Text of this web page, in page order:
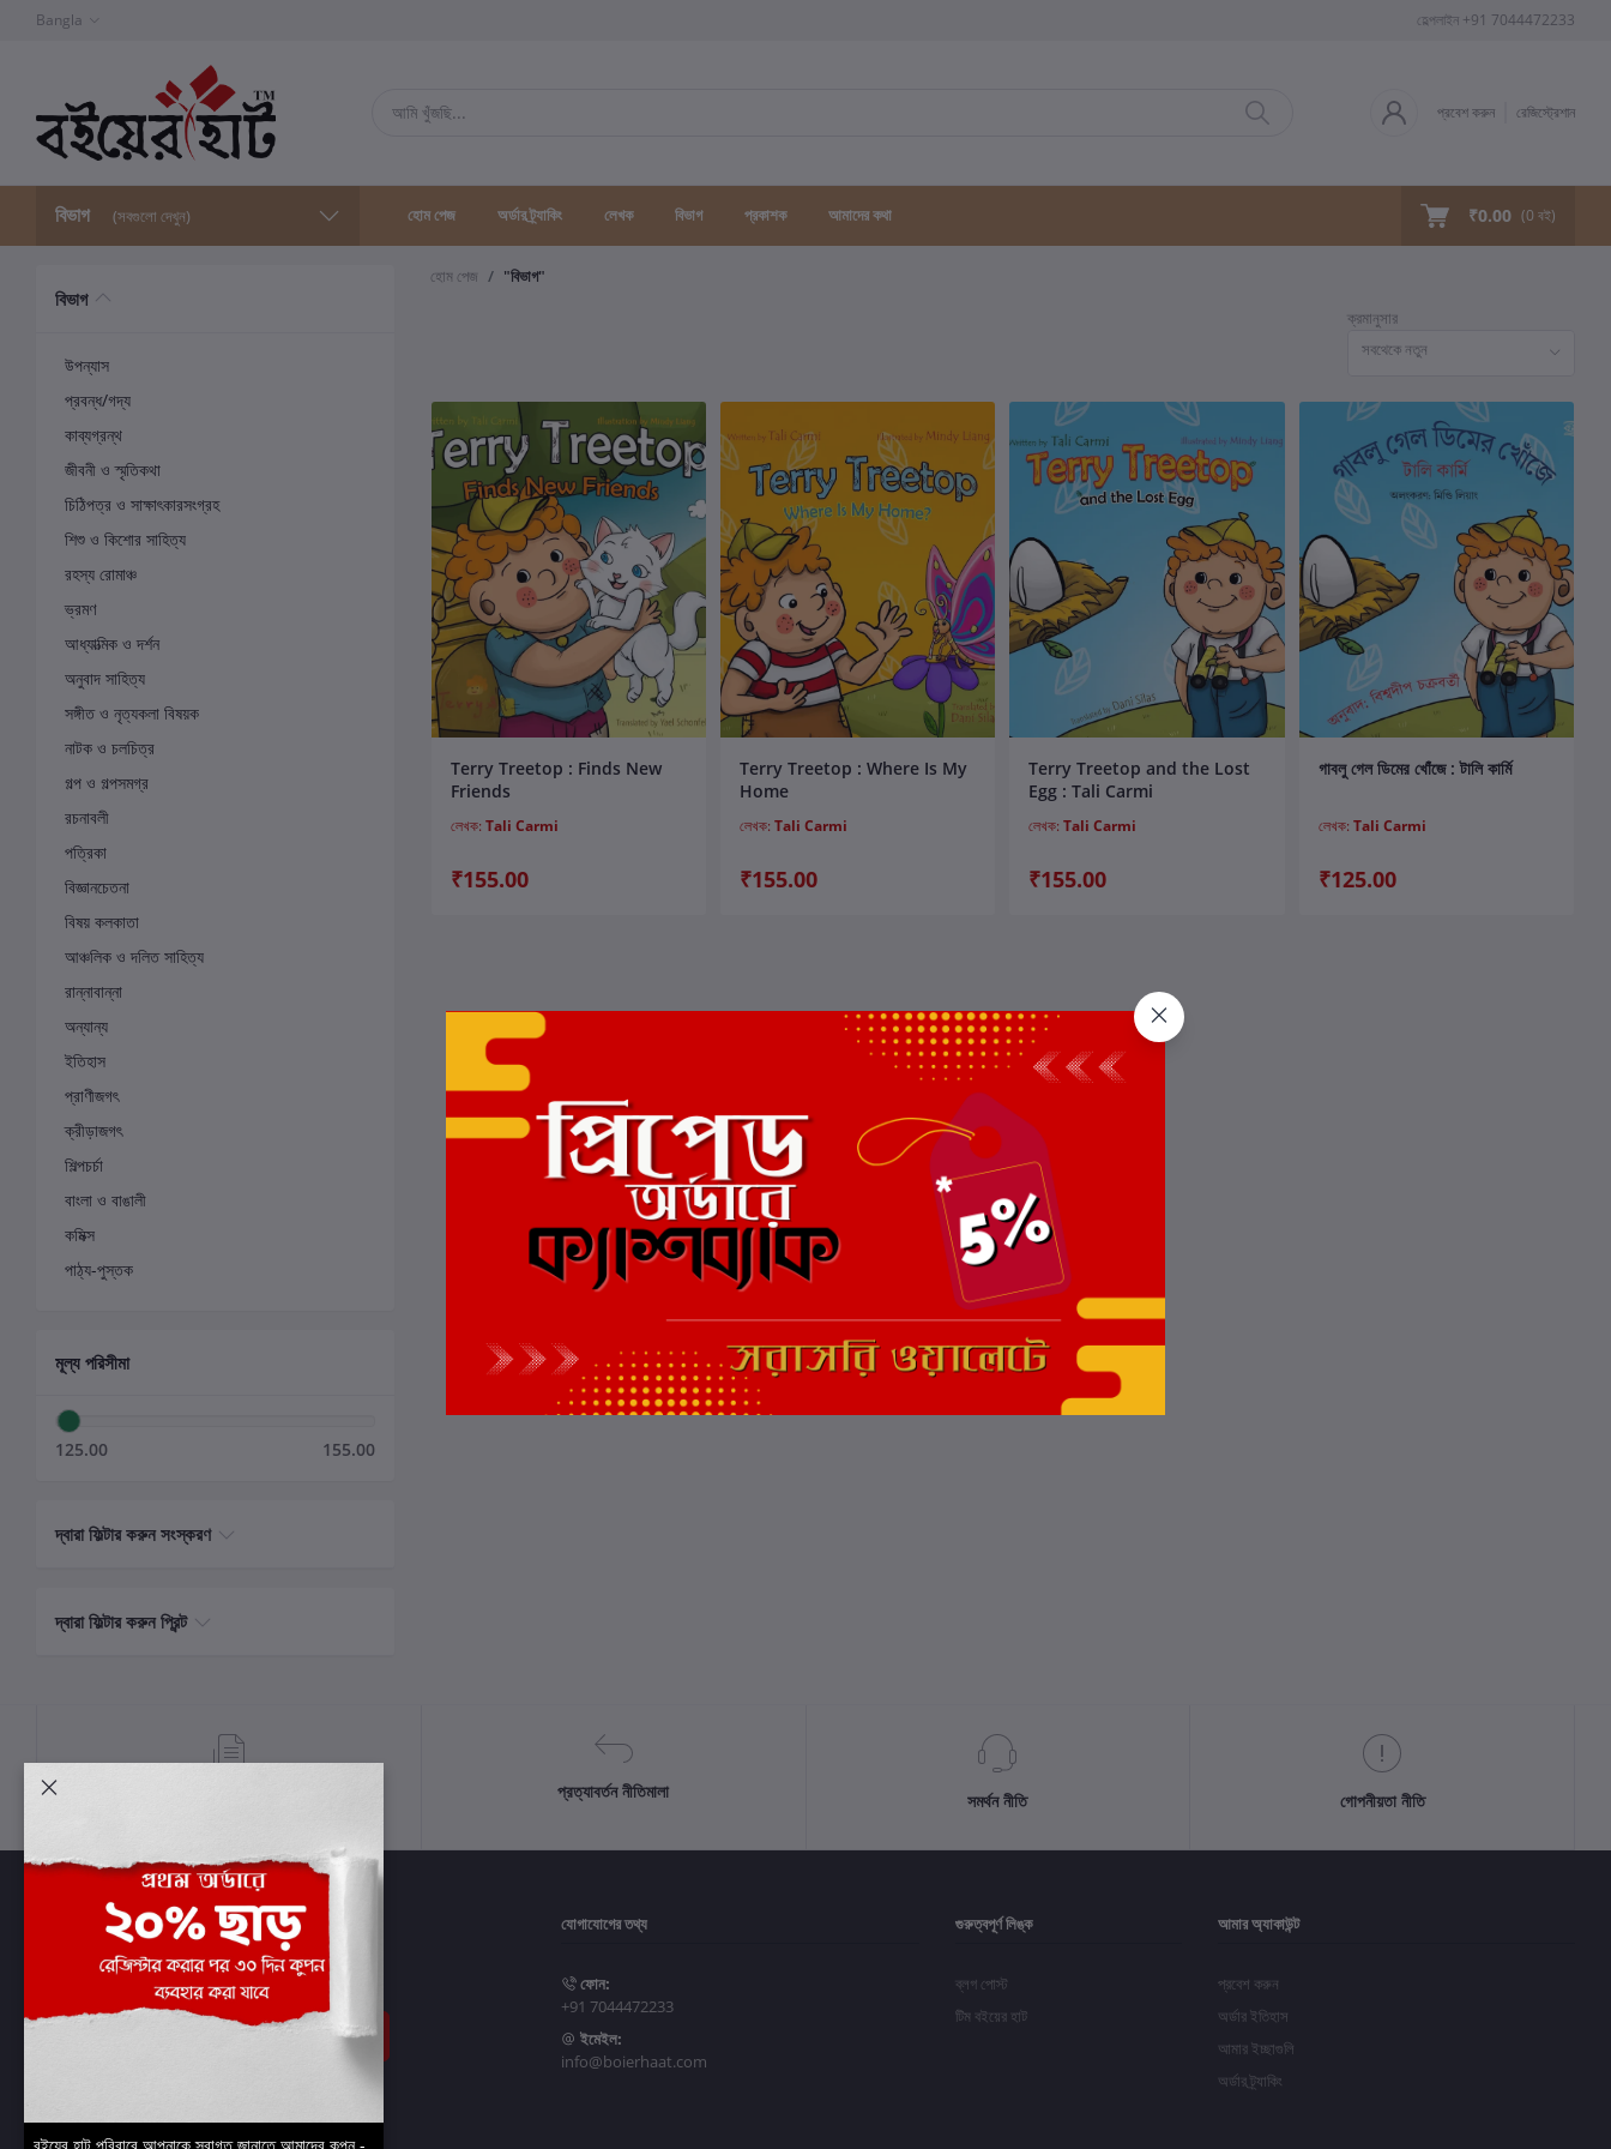
Bangla হেল্পলাইন +91 7044472233
প্রবেশ করুন রেজিস্ট্রেশান
বিভাগ (সবগুলো দেখুন) হোম পেজ অর্ডার ট্র্যাকিং লেখক বিভাগ প্রকাশক আমাদের কথা ₹0.00 (0 বই)
বিভাগ
উপন্যাস
প্রবন্ধ/গদ্য
কাব্যগ্রন্থ
জীবনী ও স্মৃতিকথা
চিঠিপত্র ও সাক্ষাৎকারসংগ্রহ
শিশু ও কিশোর সাহিত্য
রহস্য রোমাঞ্চ
ভ্রমণ
আধ্যাত্মিক ও দর্শন
অনুবাদ সাহিত্য
সঙ্গীত ও নৃত্যকলা বিষয়ক
নাটক ও চলচিত্র
গল্প ও গল্পসমগ্র
রচনাবলী
পত্রিকা
বিজ্ঞানচেতনা
বিষয় কলকাতা
আঞ্চলিক ও দলিত সাহিত্য
রান্নাবান্না
অন্যান্য
ইতিহাস
প্রাণীজগৎ
ক্রীড়াজগৎ
শিল্পচর্চা
বাংলা ও বাঙালী
কমিক্স
পাঠ্য-পুস্তক
মূল্য পরিসীমা
125.00 155.00
দ্বারা ফিল্টার করুন সংস্করণ
দ্বারা ফিল্টার করুন প্রিন্ট
হোম পেজ
"বিভাগ"
ক্রমানুসার
সবথেকে নতুন
কার্টে যোগ করুন
Terry Treetop : Finds New
Friends
লেখক: Tali Carmi
₹155.00
কার্টে যোগ করুন
Terry Treetop : Where Is My
Home
লেখক: Tali Carmi
₹155.00
কার্টে যোগ করুন
Terry Treetop and the Lost
Egg : Tali Carmi
লেখক:Tali Carmi
₹155.00
কার্টে যোগ করুন
গাবলু গেল ডিমের খোঁজে : টালি কার্মি
লেখক: Tali Carmi
₹125.00
প্রত্যাবর্তন নীতিমালা সমর্থন নীতি গোপনীয়তা নীতি
সাবস্ক্রাইব
যোগাযোগের তথ্য
ফোন:
+91 7044472233
ইমেইল:
info@boierhaat.com
গুরুত্বপূর্ণ লিঙ্ক
ব্লগ পোস্ট
টিম বইয়ের হাট
আমার অ্যাকাউন্ট
প্রবেশ করুন
অর্ডার ইতিহাস
আমার ইচ্ছাগুলি
অর্ডার ট্র্যাকিং